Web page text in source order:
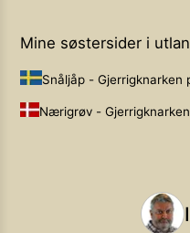
Mine søstersider i
Snåljåp - Gjerrigknarken
Nærigrøv -